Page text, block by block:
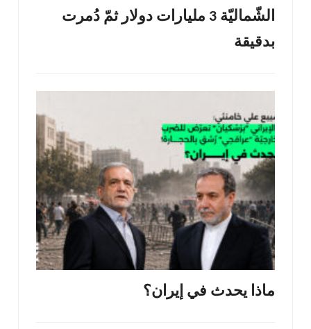
الشّماليّة 3 مليارات دولار ثمّ دُمرت
بدقيقة
ماذا يحدث في إيران؟